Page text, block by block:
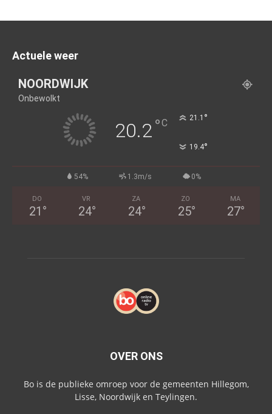
Actuele weer
NOORDWIJK
Onbewolkt
20.2°C 21.1 °
19.4°
54% 1.3m/s 0%
DO
21 °
VR
24°
ZA
24°
ZO
25°
MA
27°
OVER ONS
Bo is de publieke omroep voor de gemeenten Hillegom,
Lisse, Noordwijk en Teylingen.